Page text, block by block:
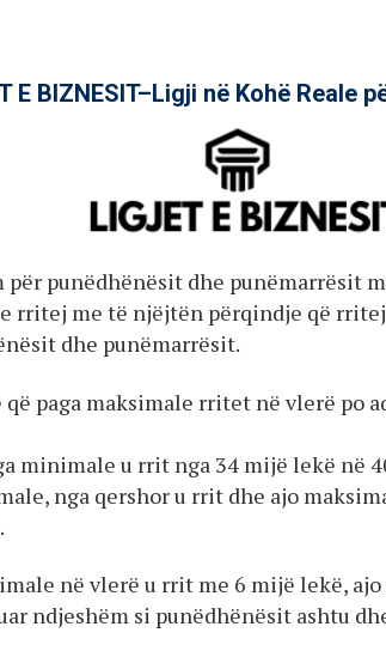
E BIZNESIT–Ligji në Kohë Reale
punëdhënësit dhe punëmarrësit
rritej me të njëjtën përqindje që
dhe punëmarrësit.
që paga maksimale rritet në vlerë po
minimale u rrit nga 34 mijë lekë në
nga qershor u rrit dhe ajo
në vlerë u rrit me 6 mijë lekë,
ndjeshëm si punëdhënësit ashtu